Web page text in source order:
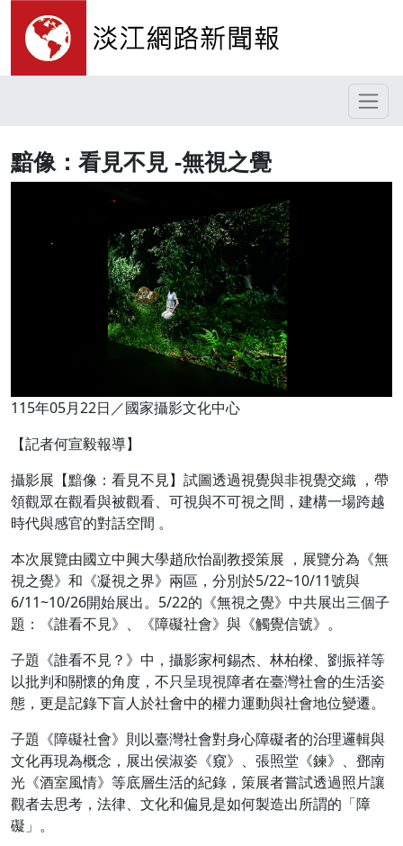
黯像：看見不見 -無視之覺
115年05月22日／國家攝影文化中心
【記者何宣毅報導】
​​​攝影展【黯像：看見不見】試圖透過視覺與非視覺交織 ，帶
領觀眾在觀看與被觀看、可視與不可視之間，建構一場跨越
時代與感官的對話空間 。 ​
​​本次展覽由國立中興大學趙欣怡副教授策展 ，​展覽分為《無
視之覺》和《凝視之界》兩區，分別於5/22~10/11號與
6/11~10/26開始展出。5/22的《無視之覺》中共展出三個子
題：《誰看不見》、《障礙社會》與《觸覺信號》。
​​子題《誰看不見？》中，攝影家柯錫杰、林柏樑、劉振祥等
以批判和關懷的角度，不只呈現視障者在臺灣社會的生活姿
態，更是記錄下盲人於社會中的權力運動與社會地位變遷。​
​​子題《障礙社會》則以臺灣社會對身心障礙者的治理邏輯與
文化再現為概念，展出侯淑姿《窺》、張照堂​《鍊》、鄧南
光《酒室風情》等底層生活的紀錄，策展者嘗試透過照片讓
觀者去思考，法律、文化和偏見是如何製造出所謂的「障
礙」。